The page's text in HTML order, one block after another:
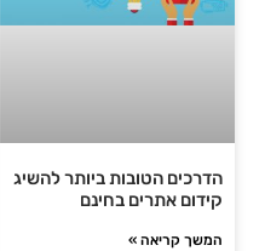
הדרכים הטובות ביותר להשיג
קידום אתרים בחינם
המשך קריאה »